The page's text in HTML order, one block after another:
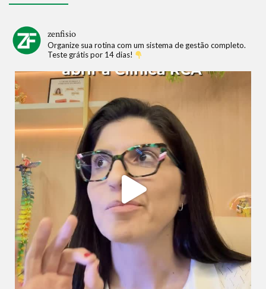
zenfisio
Organize sua rotina com um sistema de gestão completo.
Teste grátis por 14 dias!